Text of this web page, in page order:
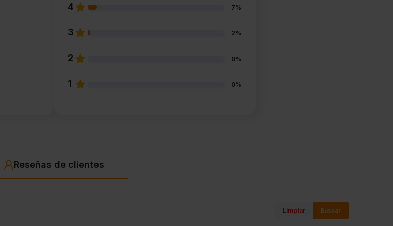
4 7%
3 2%
2 0%
1 0%
Reseñas de clientes
Limpiar Buscar